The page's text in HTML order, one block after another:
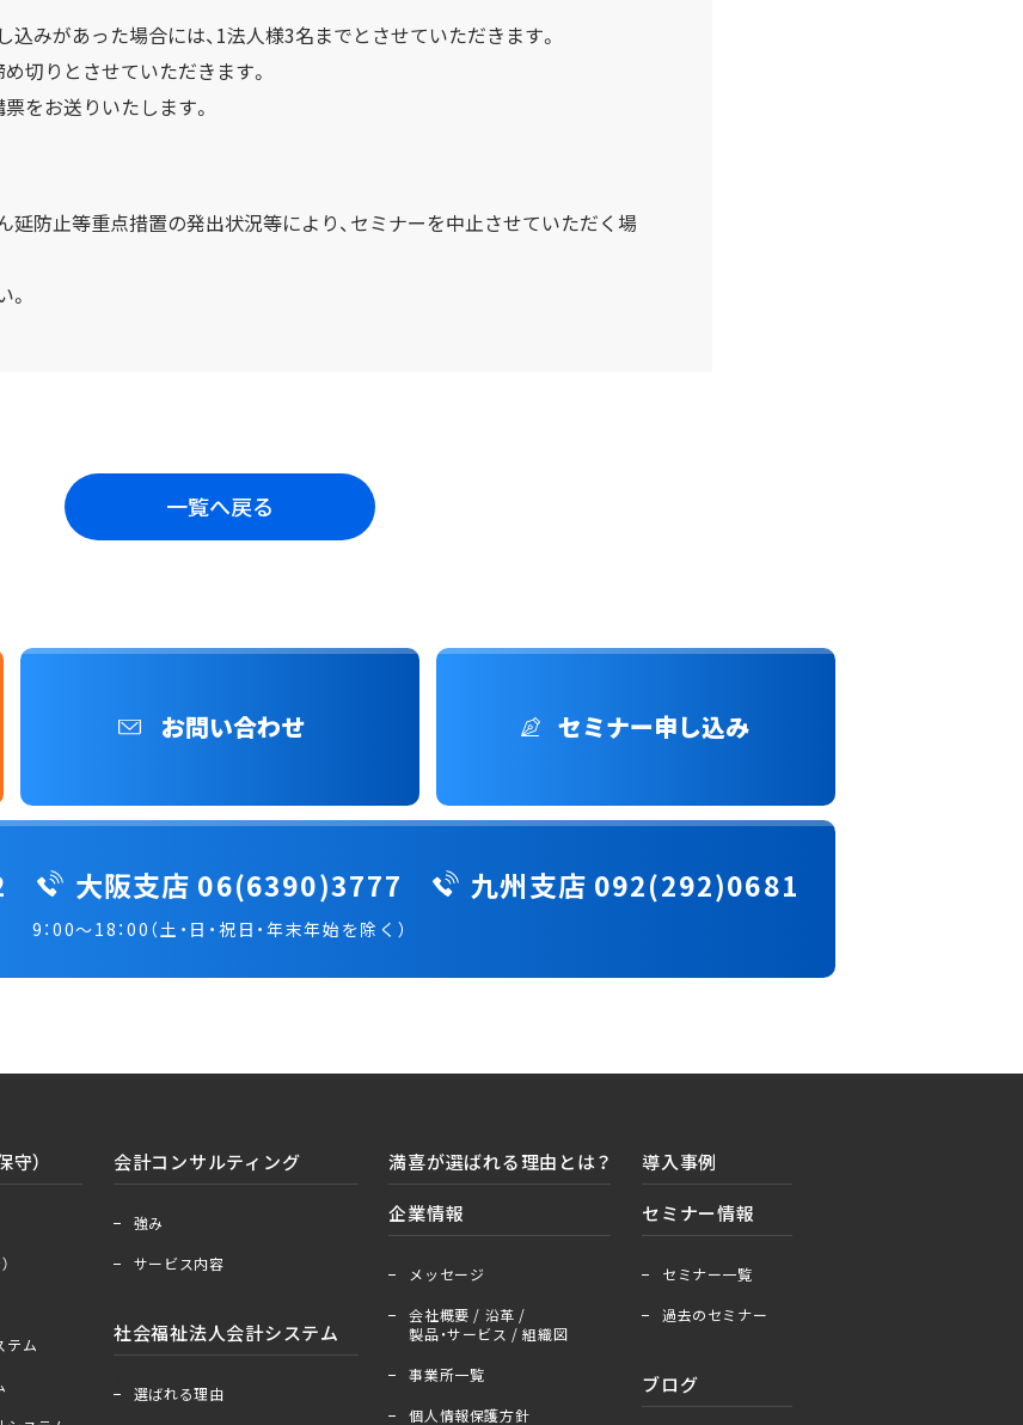
みがあった場合には、1法人様3名までとさせていただきます。
切りとさせていただきます。
をお送りいたします。
防止等重点措置の発出状況等により、セミナーを中止させていただく場
一覧へ戻る
お問い合わせ セミナー申し込み
大阪支店 06(6390)3777 九州支店 092(292)0681
9：00～18：00（土・日・祝日・年末年始を除く）
守）
テム
会計コンサルティング
強み
サービス内容
社会福祉法人会計システム
選ばれる理由
満喜が選ばれる理由とは？
企業情報
メッセージ
会社概要 / 沿革 /
製品・サービス / 組織図
事業所一覧
個人情報保護方針
導入事例
セミナー情報
セミナー一覧
過去のセミナー
ブログ